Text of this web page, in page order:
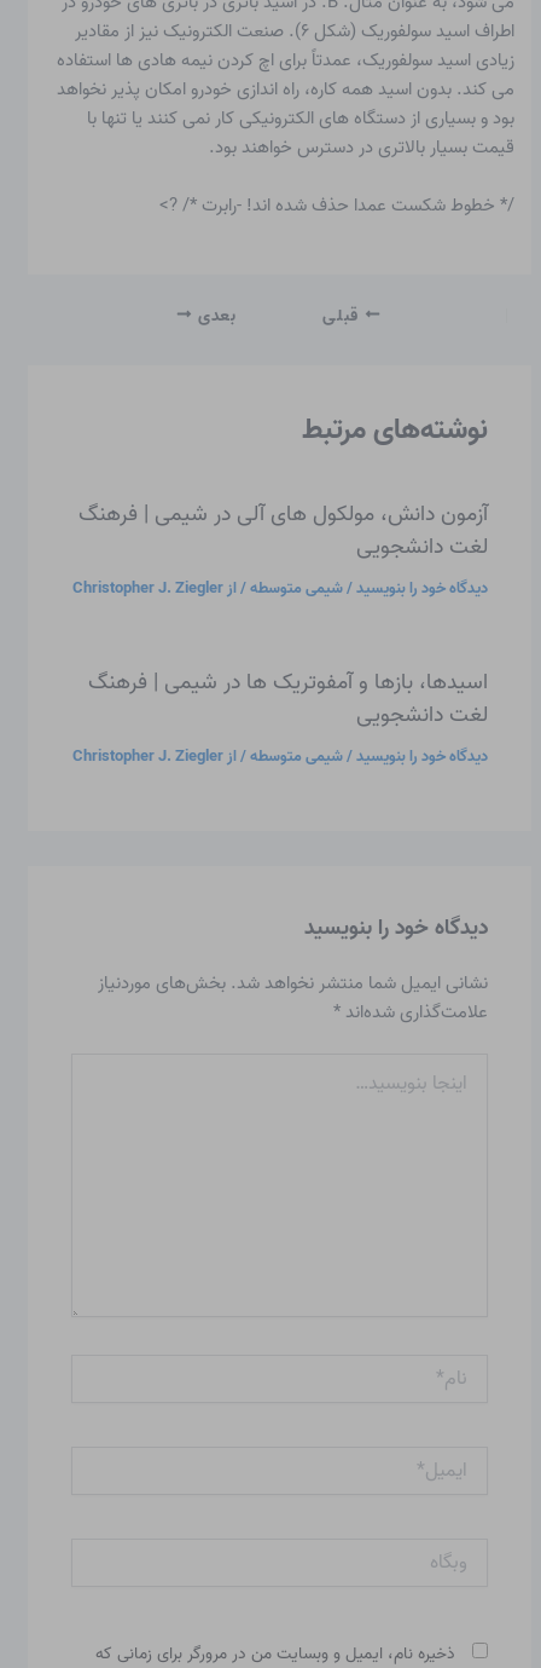
اطراف اسید سولفوریک (شکل ۶). صنعت الکترونیک نیز از مقادیر
زیادی اسید سولفوریک، عمدتاً برای اچ کردن نیمه هادی ها استفاده
می کند. بدون اسید همه کاره، راه اندازی خودرو امکان پذیر نخواهد
بود و بسیاری از دستگاه های الکترونیکی کار نمی کنند یا تنها با
قیمت بسیار بالاتری در دسترس خواهند بود.
/* خطوط شکست عمدا حذف شده اند! -رابرت */ ?>
قبلی بعدی
نوشته‌های مرتبط
آزمون دانش، مولکول های آلی در شیمی | فرهنگ
لغت دانشجویی
دیدگاه‌ خود را بنویسید/شیمی متوسطه/ از Christopher J. Ziegler
اسیدها، بازها و آمفوتریک ها در شیمی | فرهنگ
لغت دانشجویی
دیدگاه‌ خود را بنویسید/شیمی متوسطه/ از Christopher J. Ziegler
دیدگاه‌ خود را بنویسید
نشانی ایمیل شما منتشر نخواهد شد. بخش‌های موردنیاز
علامت‌گذاری شده‌اند*
بنویسید…
ایمیل*
ذخیره نام، ایمیل و وبسایت من در مرورگر برای زمانی که